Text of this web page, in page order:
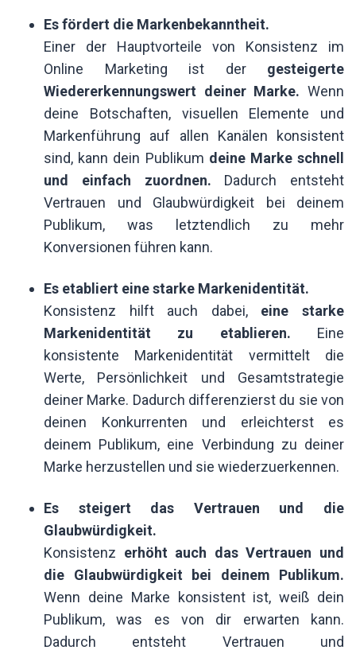
Es fördert die Markenbekanntheit.
Einer der Hauptvorteile von Konsistenz im
Online Marketing ist der gesteigerte
Wiedererkennungswert deiner Marke. Wenn
deine Botschaften, visuellen Elemente und
Markenführung auf allen Kanälen konsistent
sind, kann dein Publikum deine Marke schnell
und einfach zuordnen. Dadurch entsteht
Vertrauen und Glaubwürdigkeit bei deinem
Publikum, was letztendlich zu mehr
Konversionen führen kann.
Es etabliert eine starke Markenidentität.
Konsistenz hilft auch dabei, eine starke
Markenidentität zu etablieren. Eine
konsistente Markenidentität vermittelt die
Werte, Persönlichkeit und Gesamtstrategie
deiner Marke. Dadurch differenzierst du sie von
deinen Konkurrenten und erleichterst es
deinem Publikum, eine Verbindung zu deiner
Marke herzustellen und sie wiederzuerkennen.
Es steigert das Vertrauen und die
Glaubwürdigkeit.
Konsistenz erhöht auch das Vertrauen und
die Glaubwürdigkeit bei deinem Publikum.
Wenn deine Marke konsistent ist, weiß dein
Publikum, was es von dir erwarten kann.
Dadurch entsteht Vertrauen und